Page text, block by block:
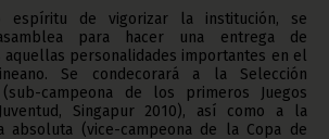
espíritu de vigorizar la institución, se
para hacer una entrega de
aquellas personalidades importantes en el
Se condecorará a la Selección
campeona de los primeros Juegos
Singapur 2010), así como a la
absoluta (vice-campeona de la Copa de